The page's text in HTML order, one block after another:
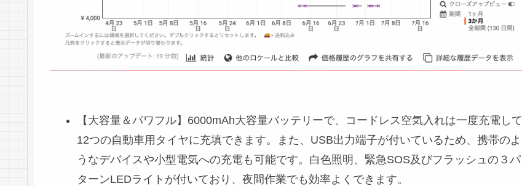
【大容量＆パワフル】6000mAh大容量バッテリーで、コードレス空気入れは一度充電して
12つの自動車用タイヤに充填できます。また、USB出力端子が付いているため、携帯のよ
うなデバイスや小型電気への充電も可能です。白色照明、緊急SOS及びフラッシュの３パ
ターンLEDライトが付いており、夜間作業でも効率よくできます。